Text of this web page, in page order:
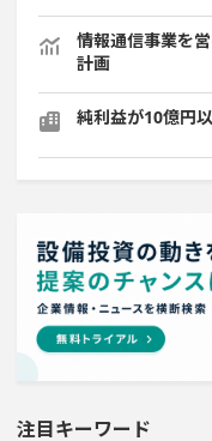
情報通信事業を
計画
純利益が10億円
食品卸に関する
完成から約5年経
注目キーワード